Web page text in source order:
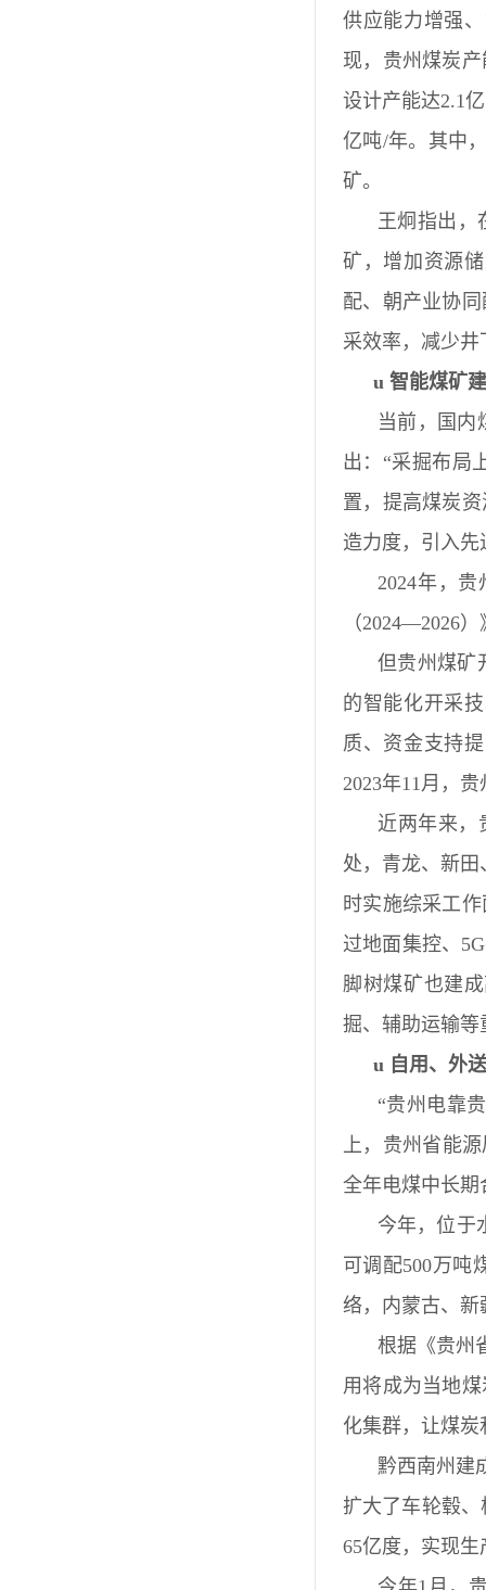
供应能力增强
现，贵州煤炭
设计产能达2.1
亿吨/年。其中
矿。
王炯指出，
矿，增加资源
配、朝产业协
采效率，减少
u 智能煤矿
当前，国内
出：“采掘布局
置，提高煤炭
造力度，引入先
2024年，
（2024—2026
但贵州煤矿
的智能化开采
质、资金支持
2023年11月，
近两年来，
处，青龙、新
时实施综采工
过地面集控、
脚树煤矿也建
掘、辅助运输
u 自用、外
“贵州电靠
上，贵州省能
全年电煤中长期
今年，位于
可调配500万吨
络，内蒙古、
根据《贵州
用将成为当地
化集群，让煤
黔西南州建
扩大了车轮毂、
65亿度，实现